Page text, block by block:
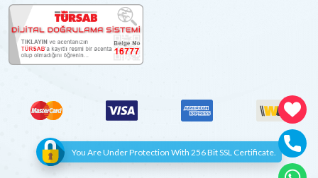
You Are Under Protection With 256 Bit SSL Certificate.